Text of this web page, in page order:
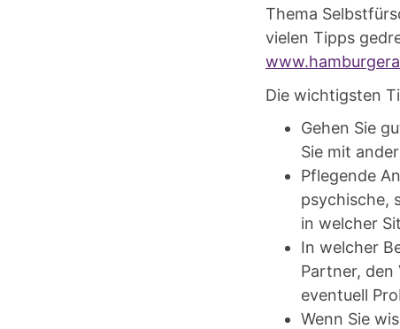
Thema
vielen Tipps
Die wichtigsten
Gehen Sie
Sie mit
Pflegende
psychische,
in welcher
In welcher
Partner, den
eventuell
Wenn Sie